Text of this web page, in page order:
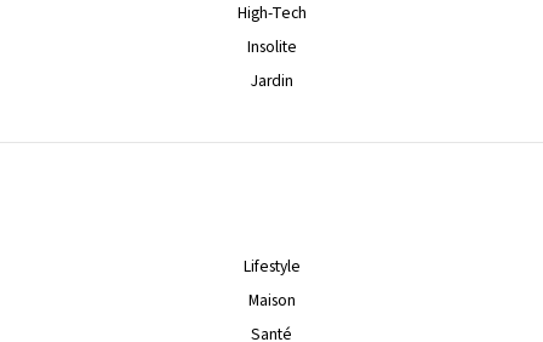
High-Tech
Insolite
Jardin
Lifestyle
Maison
Santé